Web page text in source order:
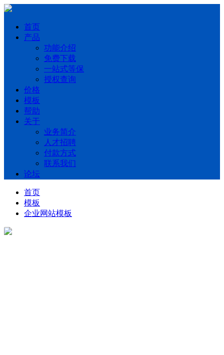
首页
产品
功能介绍
免费下载
一站式等保
授权查询
价格
模板
帮助
关于
业务简介
人才招聘
付款方式
联系我们
论坛
首页
模板
企业网站模板